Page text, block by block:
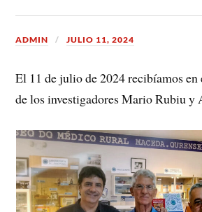
ADMIN JULIO 11, 2024
El 11 de julio de 2024 recibíamos
de los investigadores Mario Rubiu y